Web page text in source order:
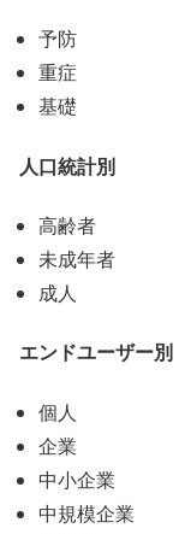
予防
重症
基礎
人口統計別
高齢者
未成年者
成人
エンドユーザー別
個人
企業
中小企業
中規模企業